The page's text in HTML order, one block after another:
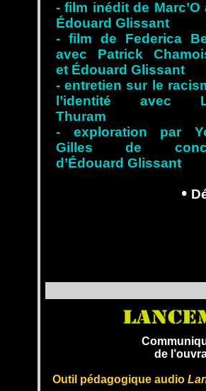
- film inédit de Marc’O
Édouard Glissant
- film de Federica
avec Patrick
et Édouard Glissant
- entretien sur le
l’identité avec
Thuram
- exploration par
Gilles de
d’Édouard Glissant
• D
de
Outil pédagogique audio